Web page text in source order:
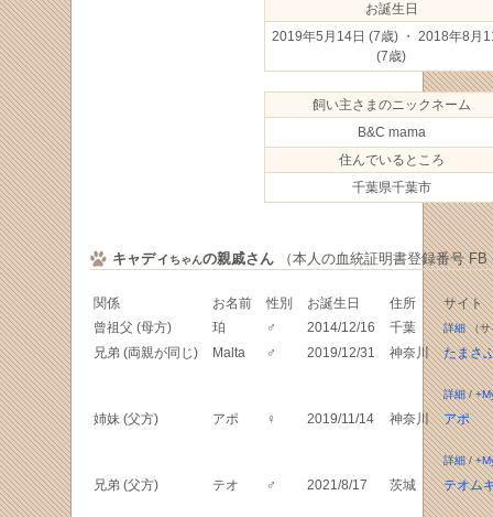
お誕生日
2019年5月14日 (7歳) ・ 2018年8月
(7歳)
飼い主さまのニックネーム
B&C mama
住んでいるところ
千葉県千葉市
キャディ ちゃんの親戚さん（本人の血統証明書登録番号 FB
関係 お名前 性別 お誕生日 住所
サイト
曾祖父 (母方)
珀 ♂ 2014/12/16 千葉 詳細（サ
兄弟 (両親が同じ) Malta ♂ 2019/12/31 神奈川 たまさ
詳細/
姉妹 (父方) アポ ♀ 2019/11/14 神奈川 アポ
詳細/
兄弟 (父方) テオ ♂ 2021/8/17 茨城 テオム